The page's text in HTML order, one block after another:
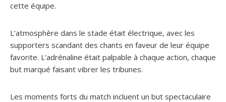
cette équipe.
L’atmosphère dans le stade était électrique, avec les
supporters scandant des chants en faveur de leur équipe
favorite. L’adrénaline était palpable à chaque action, chaque
but marqué faisant vibrer les tribunes.
Les moments forts du match incluent un but spectaculaire